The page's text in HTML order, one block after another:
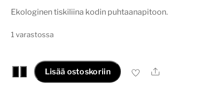
Ekologinen tiskiliina kodin puhtaanapitoon.
1 varastossa
Ekologinen
tiskiliina
Lisää ostoskoriin Ale